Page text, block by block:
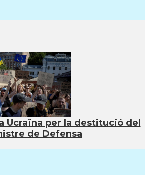
Ucraïna per la destitució del
de Defensa